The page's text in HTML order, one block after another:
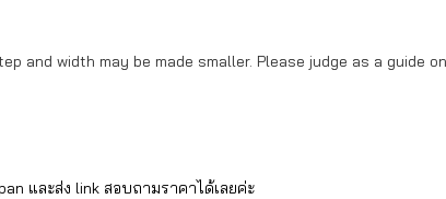
and width may be made smaller. Please judge as a guide
และส่ง link สอบถามราคาได้เลยค่ะ